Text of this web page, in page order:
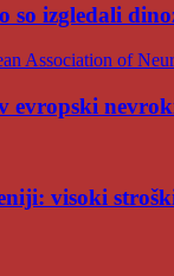
so izgledali
evropski
visoki